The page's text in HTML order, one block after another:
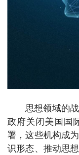
思想领域的
政府关闭美国国
署，这些机构成
识形态、推动思